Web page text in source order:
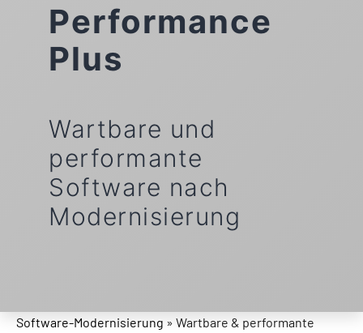
Performance
Plus
Wartbare und
performante
Software nach
Modernisierung
Software-Modernisierung » Wartbare & performante